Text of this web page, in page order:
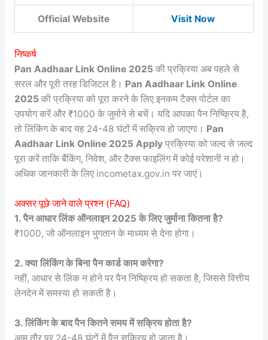
Official Website Visit Now
निष्कर्ष
Pan Aadhaar Link Online 2025 की प्रक्रिया अब पहले से
सरल और पूरी तरह डिजिटल है। Pan Aadhaar Link Online
2025 की प्रक्रिया को पूरा करने के लिए इनकम टैक्स पोर्टल का
उपयोग करें और ₹1000 के जुर्माने से बचें। यदि आपका पैन निष्क्रिय है,
तो लिंकिंग के बाद यह 24-48 घंटों में सक्रिय हो जाएगा। Pan
Aadhaar Link Online 2025 Applyप्रक्रिया को जल्द से जल्द
पूरा करें ताकि बैंकिंग, निवेश, और टैक्स फाइलिंग में कोई परेशानी न हो।
अधिक जानकारी के लिए incometax.gov.in पर जाएं।
अक्सर पूछे जाने वाले प्रश्न (FAQ)
1. पैन आधार लिंक ऑनलाइन 2025 के लिए जुर्माना कितना है?
₹1000, जो ऑनलाइन भुगतान के माध्यम से देना होगा।
2. क्या लिंकिंग के बिना पैन कार्ड काम करेगा?
नहीं, आधार से लिंक न होने पर पैन निष्क्रिय हो सकता है, जिससे वित्तीय
लेनदेन में समस्या हो सकती है।
3. लिंकिंग के बाद पैन कितने समय में सक्रिय होता है?